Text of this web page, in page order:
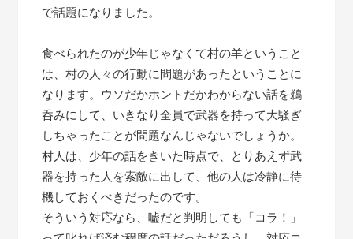
で話題になりました。
食べられたのが少年じゃなくて村の羊ということ
は、村の人々の行動に問題があったということに
なります。ウソだかホントだかわからない話を鵜
呑みにして、いきなり全員で武器を持って大騒ぎ
しちゃったことが問題なんじゃないでしょうか。
村人は、少年の話をきいた時点で、とりあえず武
器を持った人を索敵に出して、他の人は冷静に待
機しておくべきだったのです。
そういう対応なら、嘘だと判明しても「コラ！」